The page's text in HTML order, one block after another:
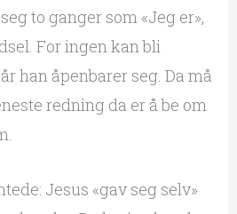
to ganger som «Jeg er»,
For ingen kan bli
han åpenbarer seg. Da må
redning da er å be om
Jesus «gav seg selv»